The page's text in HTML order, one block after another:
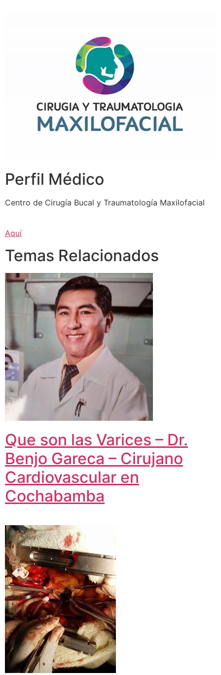
Perfil Médico
Centro de Cirugía Bucal y Traumatología Maxilofacial
Aquí
Temas Relacionados
Que son las Varices – Dr.
Benjo Gareca – Cirujano
Cardiovascular en
Cochabamba